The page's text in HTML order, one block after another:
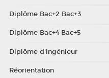
Diplôme Bac+2 Bac+3
Diplôme Bac+4 Bac+5
Diplôme d'ingénieur
Réorientation